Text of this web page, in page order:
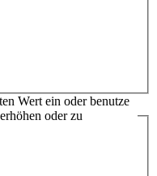
Wert ein oder benutze
oder zu